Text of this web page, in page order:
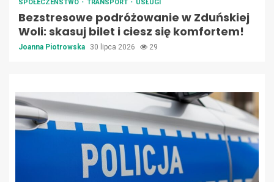
SPOŁECZEŃSTWO TRANSPORT USŁUGI
Bezstresowe podróżowanie w Zduńskiej
Woli: skasuj bilet i ciesz się komfortem!
Joanna Piotrowska 30 lipca 2026 29